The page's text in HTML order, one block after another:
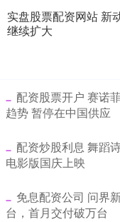
实盘股票配资网站 新
继续扩大
配资股票开户 赛诺
趋势 暂停在中国供应
配资炒股利息 舞蹈
电影版国庆上映
免息配资公司 问界
台，首月交付破万台